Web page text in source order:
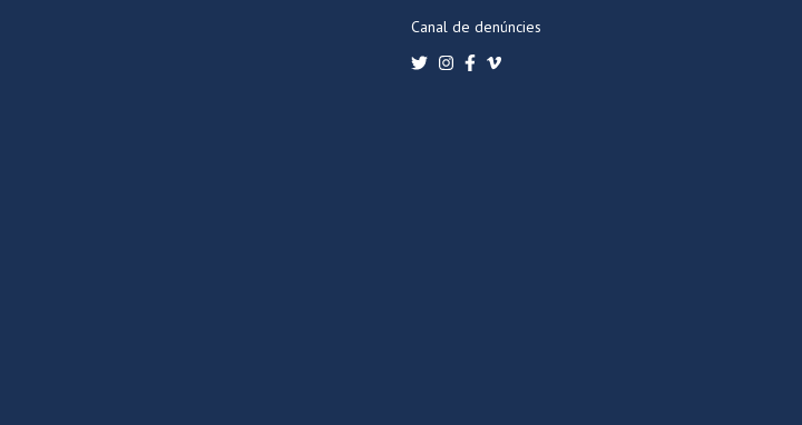
Canal de denúncies